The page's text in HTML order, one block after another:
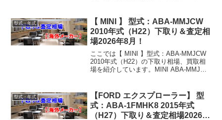
万円買取り相場：マイナス...
型式・年式
【 MINI 】 型式：ABA-MMJCW
2010年式（H22）下取り＆査定相
場2026年8月！
ここでは【 MINI 】型式：ABA-MMJCW
2010年式（H22）の下取り相場、買取相
場を紹介しています。MINI ABA-MMJCW
取り相場：マイナ...
型式・年式
【FORD エクスプローラー】 型
式：ABA-1FMHK8 2015年式
（H27）下取り＆査定相場2026年